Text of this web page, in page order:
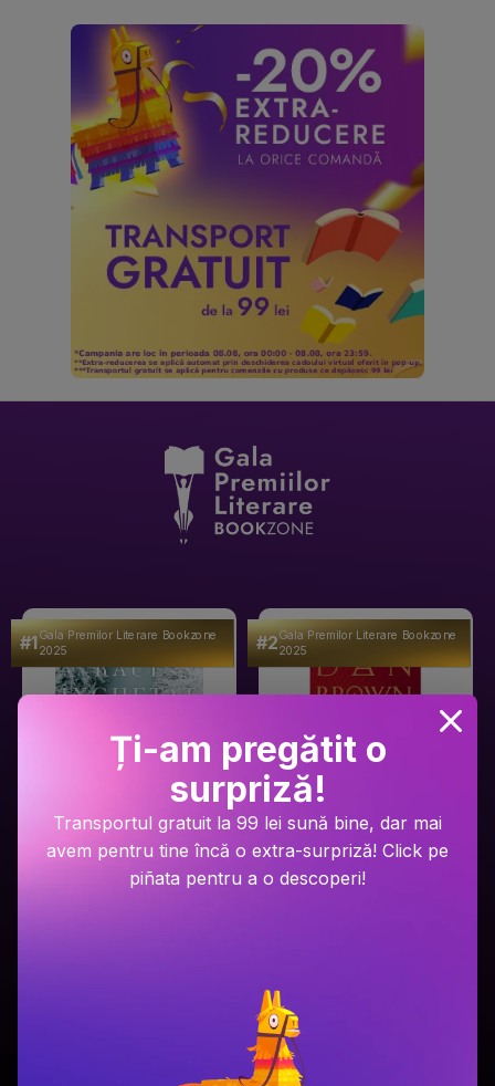
#1Gala Premilor Literare Bookzone
2025
Ariel Lawhon
Râul Înghețat
#2Gala Premilor Literare Bookzone
2025
Dan Brown
Secretul secretelor
Ți-am pregătit o
surpriză!
Transportul gratuit la 99 lei sună bine, dar mai
avem pentru tine încă o extra-surpriză! Click pe
piñata pentru a o descoperi!